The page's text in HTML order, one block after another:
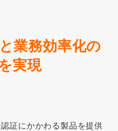
業務効率化の
実現
証にかかわる製品を提供